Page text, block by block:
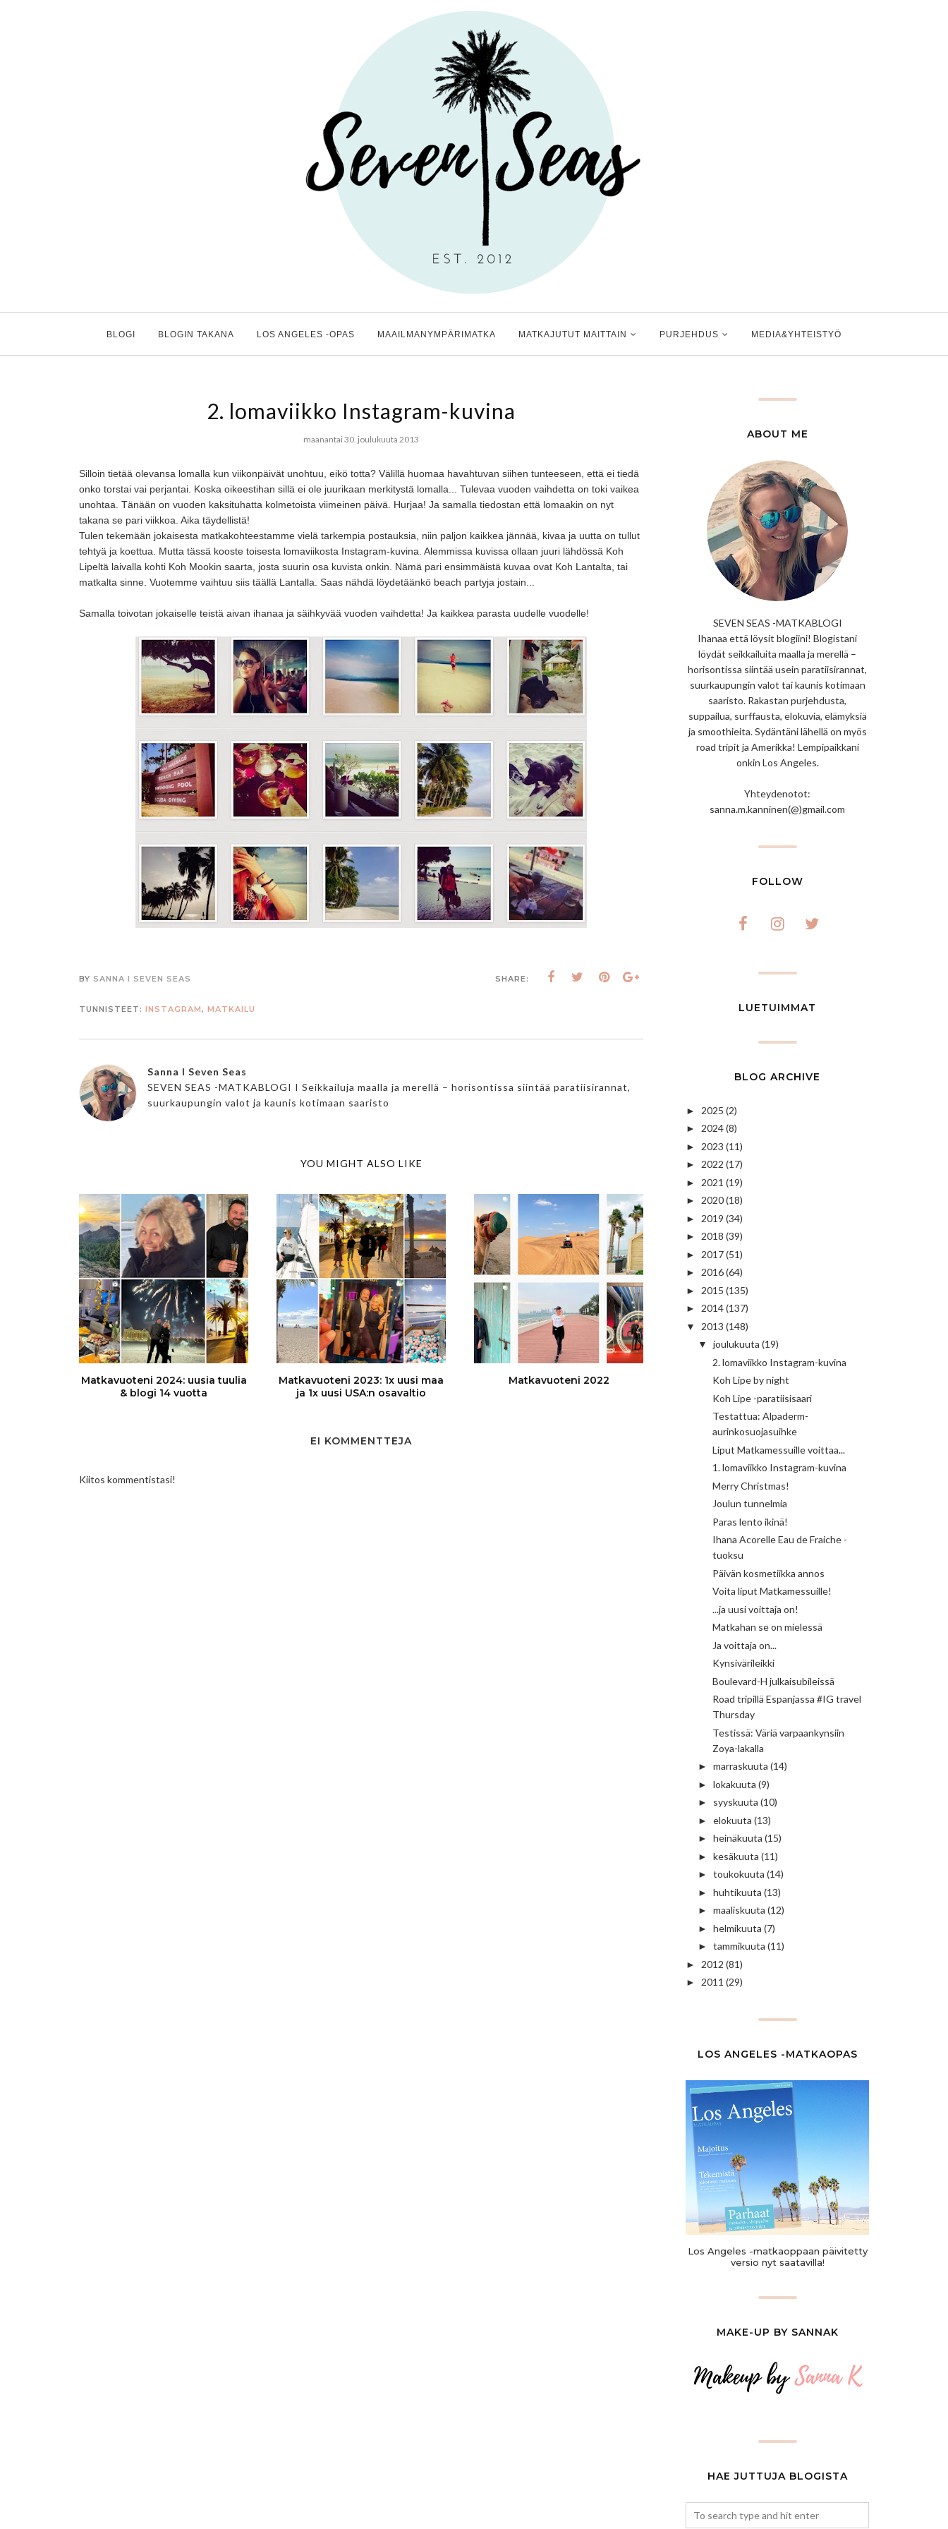
BLOGI BLOGIN TAKANA LOS ANGELES -OPAS MAAILMANYMPÄRIMATKA MATKAJUTUT MAITTAIN PURJEHDUS MEDIA&YHTEISTYÖ
2. lomaviikko Instagram-kuvina
maanantai 30. joulukuuta 2013
Silloin tietää olevansa lomalla kun viikonpäivät unohtuu, eikö totta? Välillä huomaa havahtuvan siihen tunteeseen, että ei tiedä
onko torstai vai perjantai. Koska oikeestihan sillä ei ole juurikaan merkitystä lomalla... Tulevaa vuoden vaihdetta on toki vaikea
unohtaa. Tänään on vuoden kaksituhatta kolmetoista viimeinen päivä. Hurjaa! Ja samalla tiedostan että lomaakin on nyt
takana se pari viikkoa. Aika täydellistä!
Tulen tekemään jokaisesta matkakohteestamme vielä tarkempia postauksia, niin paljon kaikkea jännää, kivaa ja uutta on tullut
tehtyä ja koettua. Mutta tässä kooste toisesta lomaviikosta Instagram-kuvina. Alemmissa kuvissa ollaan juuri lähdössä Koh
Lipeltä laivalla kohti Koh Mookin saarta, josta suurin osa kuvista onkin. Nämä pari ensimmäistä kuvaa ovat Koh Lantalta, tai
matkalta sinne. Vuotemme vaihtuu siis täällä Lantalla. Saas nähdä löydetäänkö beach partyja jostain...
Samalla toivotan jokaiselle teistä aivan ihanaa ja säihkyvää vuoden vaihdetta! Ja kaikkea parasta uudelle vuodelle!
BY SANNA I SEVEN SEAS SHARE:
TUNNISTEET: INSTAGRAM, MATKAILU
Sanna I Seven Seas
SEVEN SEAS -MATKABLOGI I Seikkailuja maalla ja merellä – horisontissa siintää paratiisirannat,
suurkaupungin valot ja kaunis kotimaan saaristo
YOU MIGHT ALSO LIKE
Matkavuoteni 2024: uusia tuulia
& blogi 14 vuotta
Matkavuoteni 2023: 1x uusi maa
ja 1x uusi USA:n osavaltio
Matkavuoteni 2022
EI KOMMENTTEJA
Kiitos kommentistasi!
ABOUT ME
SEVEN SEAS -MATKABLOGI
Ihanaa että löysit blogiini! Blogistani
löydät seikkailuita maalla ja merellä –
horisontissa siintää usein paratiisirannat,
suurkaupungin valot tai kaunis kotimaan
saaristo. Rakastan purjehdusta,
suppailua, surffausta, elokuvia, elämyksiä
ja smoothieita. Sydäntäni lähellä on myös
road tripit ja Amerikka! Lempipaikkani
onkin Los Angeles.
Yhteydenotot:
sanna.m.kanninen(@)gmail.com
FOLLOW
LUETUIMMAT
BLOG ARCHIVE
► 2025 (2)
► 2024(8)
► 2023 (11)
► 2022 (17)
► 2021 (19)
► 2020(18)
► 2019 (34)
► 2018 (39)
► 2017(51)
► 2016(64)
► 2015 (135)
► 2014(137)
▼ 2013 (148)
▼ joulukuuta (19)
2. lomaviikko Instagram-kuvina
Koh Lipe by night
Koh Lipe -paratiisisaari
Testattua: Alpaderm-
aurinkosuojasuihke
Liput Matkamessuille voittaa...
1. lomaviikko Instagram-kuvina
Merry Christmas!
Joulun tunnelmia
Paras lento ikinä!
Ihana Acorelle Eau de Fraiche -
tuoksu
Päivän kosmetiikka annos
Voita liput Matkamessuille!
...ja uusi voittaja on!
Matkahan se on mielessä
Ja voittaja on...
Kynsivärileikki
Boulevard-H julkaisubileissä
Road tripillä Espanjassa #IG travel
Thursday
Testissä: Väriä varpaankynsiin
Zoya-lakalla
► marraskuuta (14)
► lokakuuta (9)
► syyskuuta (10)
► elokuuta (13)
► heinäkuuta (15)
► kesäkuuta (11)
► toukokuuta (14)
► huhtikuuta (13)
► maaliskuuta (12)
► helmikuuta (7)
► tammikuuta (11)
► 2012 (81)
► 2011 (29)
LOS ANGELES -MATKAOPAS
Los Angeles -matkaoppaan päivitetty
versio nyt saatavilla!
MAKE-UP BY SANNAK
HAE JUTTUJA BLOGISTA